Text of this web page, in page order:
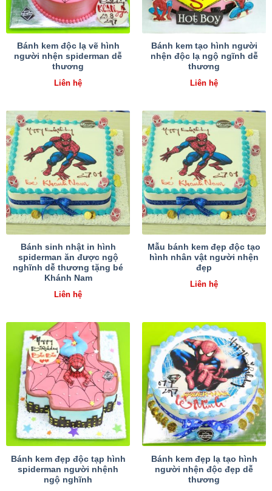
Bánh kem độc lạ vẽ hình
người nhện spiderman dễ
thương
Liên hệ
Bánh kem tạo hình người
nhện độc lạ ngộ ngĩnh dễ
thương
Liên hệ
Bánh sinh nhật in hình
spiderman ăn được ngộ
nghĩnh dễ thương tặng bé
Khánh Nam
Liên hệ
Mẫu bánh kem đẹp độc tạo
hình nhân vật người nhện
đẹp
Liên hệ
Bánh kem đẹp độc tạp hình
spiderman người nhệnh
ngộ nghĩnh
Bánh kem đẹp lạ tạo hình
người nhện độc đẹp dễ
thương